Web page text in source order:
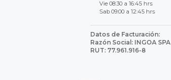
Vie 08:30 a 16:45 hrs
Sab 09:00 a 12:45 hrs
Datos de Facturación:
Razón Social: INGOA SPA
RUT: 77.961.916-8